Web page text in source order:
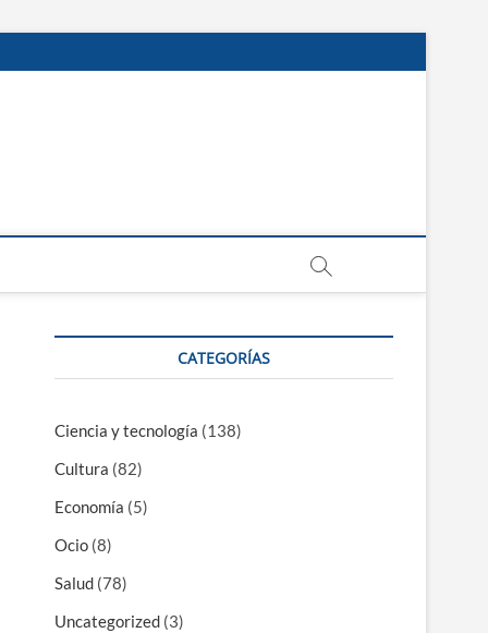
CATEGORÍAS
Ciencia y tecnología (138)
Cultura (82)
Economía (5)
Ocio (8)
Salud (78)
Uncategorized (3)